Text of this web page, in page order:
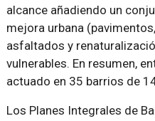
alcance añadiendo un
mejora urbana
asfaltados y
vulnerables. En resumen,
actuado en 35 barrios de
Los Planes Integrales de